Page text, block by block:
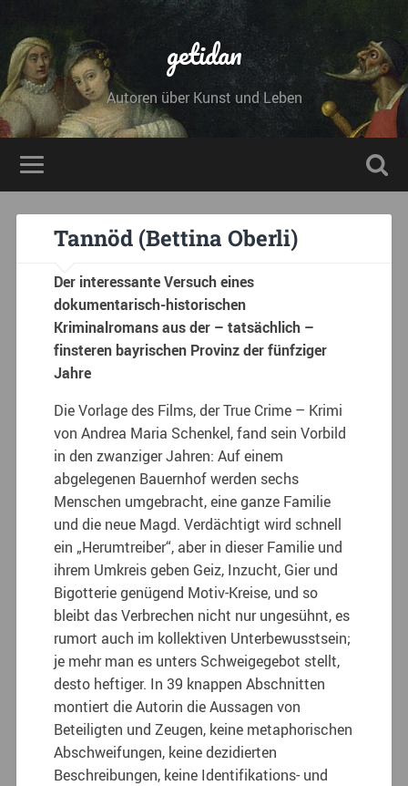
getidan
Autoren über Kunst und Leben
Tannöd (Bettina Oberli)
Der interessante Versuch eines
dokumentarisch-historischen
Kriminalromans aus der – tatsächlich –
finsteren bayrischen Provinz der fünfziger
Jahre
Die Vorlage des Films, der True Crime – Krimi
von Andrea Maria Schenkel, fand sein Vorbild
in den zwanziger Jahren: Auf einem
abgelegenen Bauernhof werden sechs
Menschen umgebracht, eine ganze Familie
und die neue Magd. Verdächtigt wird schnell
ein „Herumtreiber“, aber in dieser Familie und
ihrem Umkreis geben Geiz, Inzucht, Gier und
Bigotterie genügend Motiv-Kreise, und so
bleibt das Verbrechen nicht nur ungesühnt, es
rumort auch im kollektiven Unterbewusstsein;
je mehr man es unters Schweigegebot stellt,
desto heftiger. In 39 knappen Abschnitten
montiert die Autorin die Aussagen von
Beteiligten und Zeugen, keine metaphorischen
Abschweifungen, keine dezidierten
Beschreibungen, keine Identifikations- und